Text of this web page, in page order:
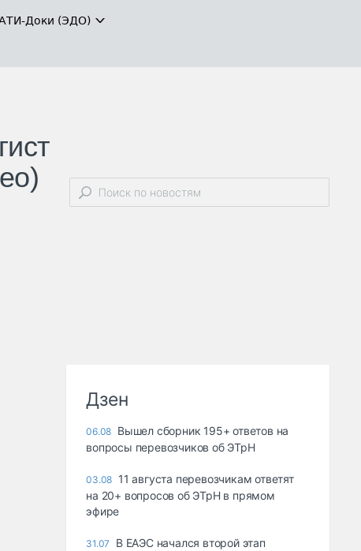
Доки (ЭДО)
Дзен
06.08 Вышел сборник 195+ ответов на
вопросы перевозчиков об ЭТрН
03.08 11 августа перевозчикам ответят
на 20+ вопросов об ЭТрН в прямом
эфире
31.07
В ЕАЭС начался второй этап